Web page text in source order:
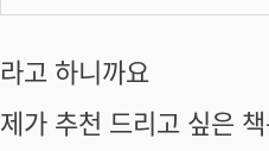
라고 하니까요
제가 추천 드리고 싶은